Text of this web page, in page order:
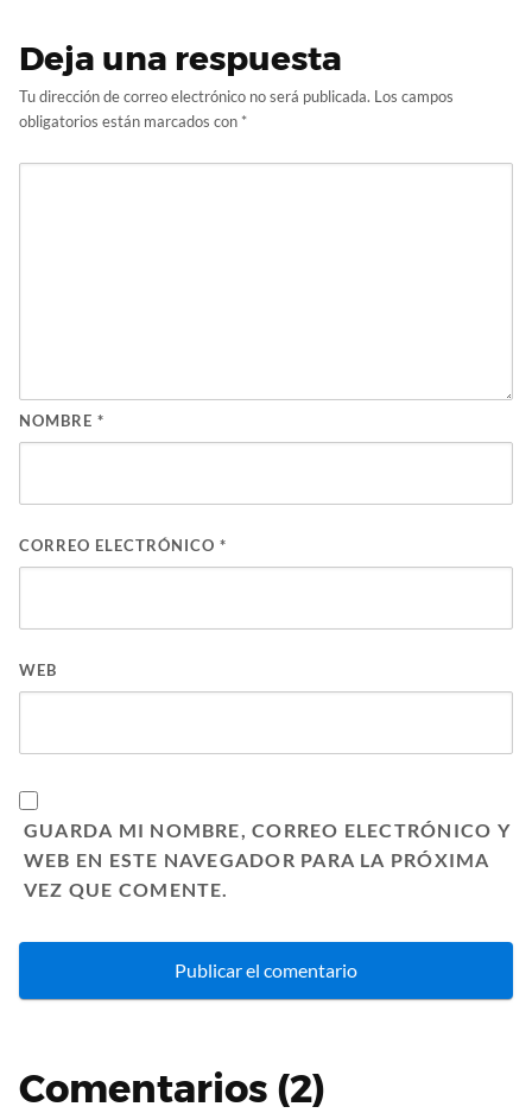
Deja una respuesta
Tu dirección de correo electrónico no será publicada. Los campos
obligatorios están marcados con *
NOMBRE *
CORREO ELECTRÓNICO *
WEB
GUARDA MI NOMBRE, CORREO ELECTRÓNICO Y
WEB EN ESTE NAVEGADOR PARA LA PRÓXIMA
VEZ QUE COMENTE.
Comentarios (2)